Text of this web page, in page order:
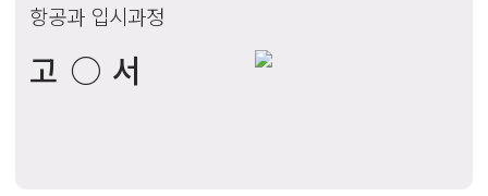
백석대학교 항공서비스학과 /
항공과 입시과정
고○서